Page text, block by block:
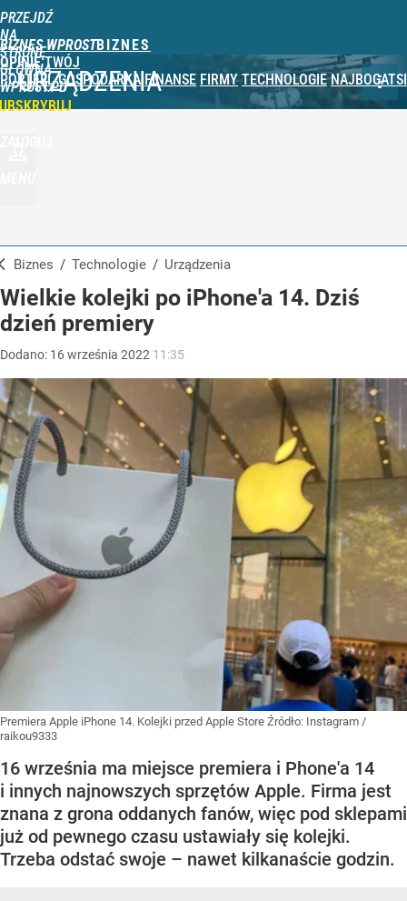
PRZEJDŹ
NA
STRONĘ
GŁÓWNĄ
WPROST.PL
BIZNES WPROST
OPINIE TWÓJ
PORTFEL GOSPODARKA FINANSE FIRMY TECHNOLOGIE NAJBOGATSI
URZĄDZENIA
Biznes / Technologie / Urządzenia
Wielkie kolejki po iPhone'a 14. Dziś
dzień premiery
Dodano: 16września 2022 11:35
Premiera Apple iPhone 14. Kolejki przed Apple Store Źródło: Instagram /
raikou9333
16 września ma miejsce premiera i Phone'a 14
i innych najnowszych sprzętów Apple. Firma jest
znana z grona oddanych fanów, więc pod sklepami
już od pewnego czasu ustawiały się kolejki.
Trzeba odstać swoje – nawet kilkanaście godzin.